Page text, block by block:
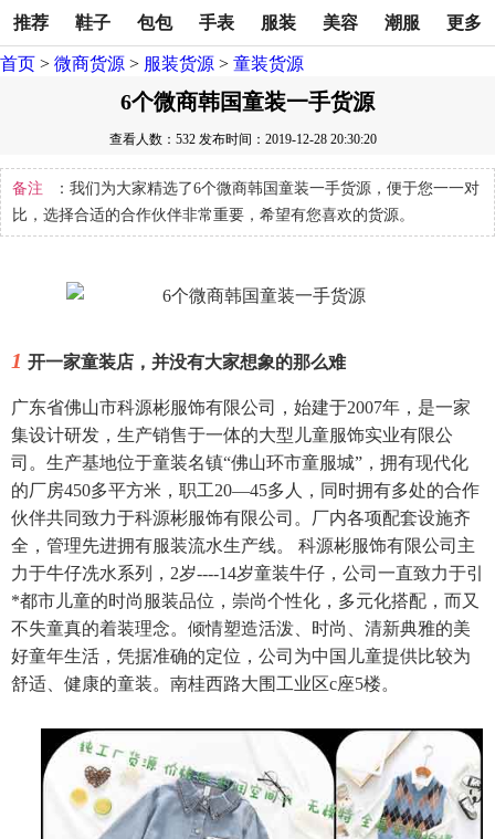
推荐 鞋子 包包 手表 服装 美容 潮服 更多
首页 > 微商货源 > 服装货源 > 童装货源
6个微商韩国童装一手货源
查看人数：532 发布时间：2019-12-28 20:30:20
备注
：我们为大家精选了6个微商韩国童装一手货源，便于您一一对
比，选择合适的合作伙伴非常重要，希望有您喜欢的货源。
1 开一家童装店，并没有大家想象的那么难
广东省佛山市科源彬服饰有限公司，始建于2007年，是一家
集设计研发，生产销售于一体的大型儿童服饰实业有限公
司。生产基地位于童装名镇“佛山环市童服城”，拥有现代化
的厂房450多平方米，职工20—45多人，同时拥有多处的合作
伙伴共同致力于科源彬服饰有限公司。厂内各项配套设施齐
全，管理先进拥有服装流水生产线。 科源彬服饰有限公司主
力于牛仔冼水系列，2岁----14岁童装牛仔，公司一直致力于引
*都市儿童的时尚服装品位，崇尚个性化，多元化搭配，而又
不失童真的着装理念。倾情塑造活泼、时尚、清新典雅的美
好童年生活，凭据准确的定位，公司为中国儿童提供比较为
舒适、健康的童装。南桂西路大围工业区c座5楼。